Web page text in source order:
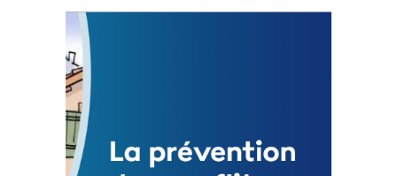
Statut de l’élu local
3 avril 2024
Mise à jour avril 2024
FEUILLETER